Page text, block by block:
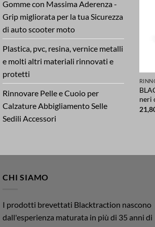
Gomme con Massima Aderenza -
Grip migliorata per la tua Sicurezza
di auto scooter moto
Plastica, pvc, resina, vernice metalli
e molti altri materiali rinnovati e
protetti
Rinnovare Pelle e Cuoio per
Calzature Abbigliamento Selle
Sedili Accessori
neri
CHI SIAMO
I prodotti brevettati Blacktraction nascono
dall'esperienza maturata in più di 35 anni di